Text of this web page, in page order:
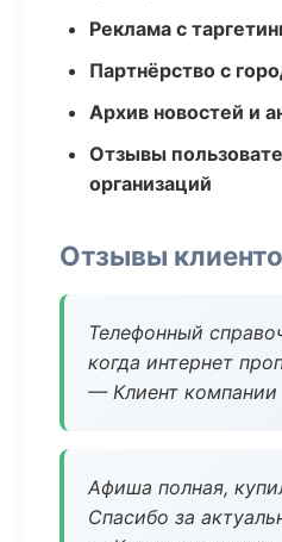
Реклама с
Партнёрство с
Архив новостей и
Отзывы
организаций
Отзывы
Телефонный
когда интернет
— Клиент компании
Афиша полная,
Спасибо за